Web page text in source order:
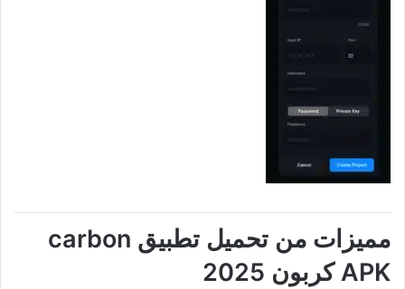
مميزات من تحميل تطبيق carbon
APK كربون 2025